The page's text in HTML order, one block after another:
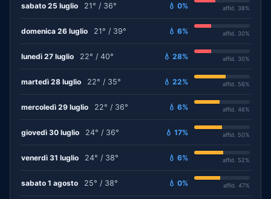
sabato 25 luglio 21° / 36° 💧 0% affid. 38%
domenica 26 luglio 21° / 39° 💧 6% affid. 30%
lunedì 27 luglio 22° / 40° 💧 28% affid. 30%
martedì 28 luglio 22° / 35° 💧 22% affid. 56%
mercoledì 29 luglio 22° / 36° 💧 6% affid. 46%
giovedì 30 luglio 24° / 36° 💧 17% affid. 50%
venerdì 31 luglio 24° / 38° 💧 6% affid. 52%
sabato 1 agosto 25° / 38° 💧 0% affid. 47%